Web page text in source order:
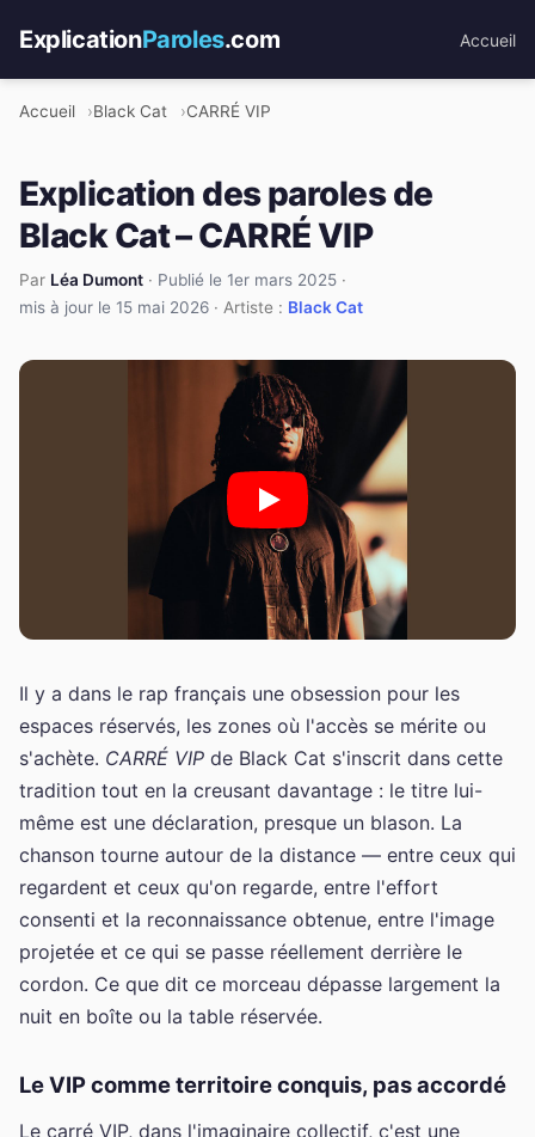
ExplicationParoles.com Accueil
Accueil Black Cat CARRÉ VIP
Explication des paroles de
Black Cat – CARRÉ VIP
Par Léa Dumont · Publié le 1er mars 2025 ·
mis à jour le 15 mai 2026 · Artiste : Black Cat
Il y a dans le rap français une obsession pour les
espaces réservés, les zones où l'accès se mérite ou
s'achète. CARRÉ VIP de Black Cat s'inscrit dans cette
tradition tout en la creusant davantage : le titre lui-
même est une déclaration, presque un blason. La
chanson tourne autour de la distance — entre ceux qui
regardent et ceux qu'on regarde, entre l'effort
consenti et la reconnaissance obtenue, entre l'image
projetée et ce qui se passe réellement derrière le
cordon. Ce que dit ce morceau dépasse largement la
nuit en boîte ou la table réservée.
Le VIP comme territoire conquis, pas accordé
Le carré VIP, dans l'imaginaire collectif, c'est une